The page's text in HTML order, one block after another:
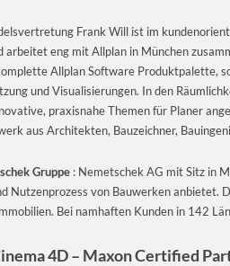
Frank Will ist im
arbeitet eng mit Allplan in München
Allplan Software Produktpalette,
und Visualisierungen. In den
praxisnahe Themen für Planer
aus Architekten, Bauzeichner,
Gruppe : Nemetschek AG mit Sitz in
Nutzenprozess von Bauwerken anbietet.
Bei namhaften Kunden in 142
4D – Maxon Certified